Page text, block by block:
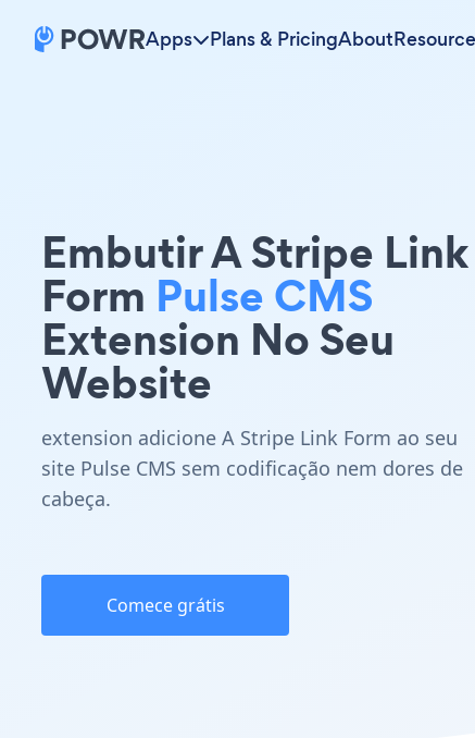
Apps Plans & PricingAbout
Embutir A Stripe Link
Form Pulse CMS
Extension No Seu
Website
extension adicione A Stripe Link Form ao seu
site Pulse CMS sem codificação nem dores de
cabeça.
Comece grátis